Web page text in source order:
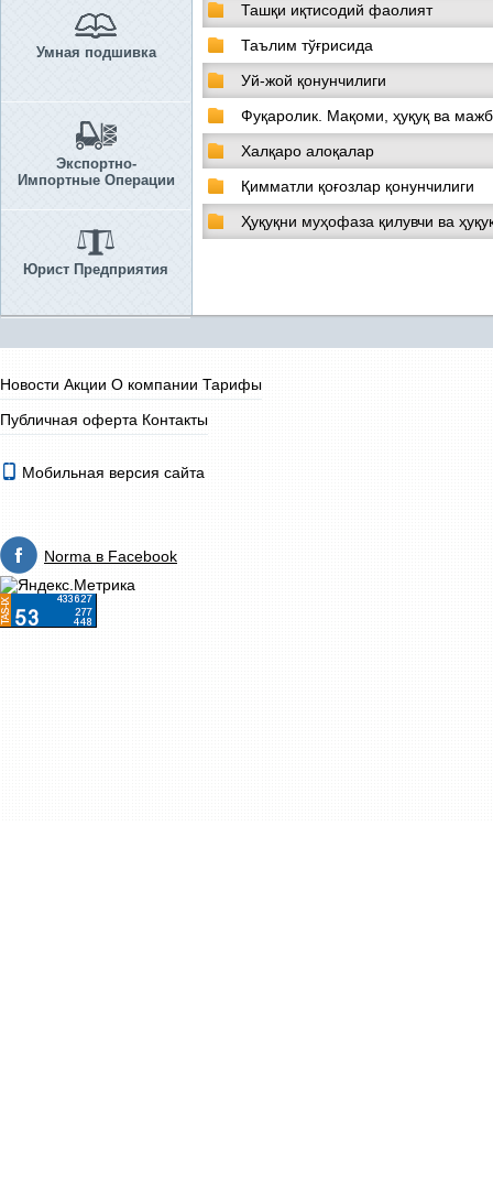
Умная подшивка
Экспортно-
Импортные Операции
Юрист Предприятия
Ташқи иқтисодий фаолият
Таълим тўғрисида
Уй-жой қонунчилиги
Фуқаролик. Мақоми, ҳуқуқ ва
Халқаро алоқалар
Қимматли қоғозлар қонунчилиги
Ҳуқуқни муҳофаза қилувчи ва
Новости Акции О компании Тарифы
Публичная оферта Контакты
Мобильная версия сайта
Norma в Facebook